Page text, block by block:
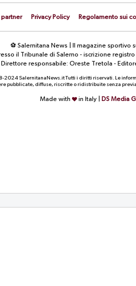
partner Privacy Policy Regolamento sui
⚽ Salernitana News | Il magazine sportivo
il Tribunale di Salerno - iscrizione
Direttore responsabile: Oreste Tretola - Editore:
2024 SalernitanaNews.it Tutti i diritti riservati. Le
pubblicate, diffuse, riscritte o ridistribuite senza
Made with in Italy | DS Media